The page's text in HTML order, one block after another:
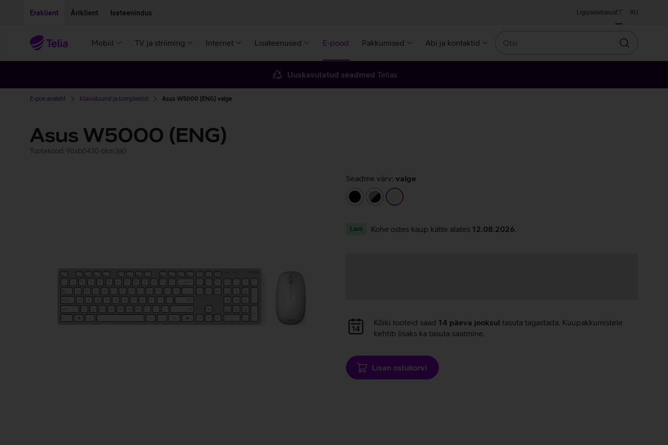
Eraklient Äriklient Iseteenindus LigipääsetavusET RU
Mobiil TV ja striiming Internet Lisateenused E-pood Pakkumised Abi ja kontaktid
Otsin
Uuskasutatud seadmed Telias
E-poe avaleht Klaviatuurid ja komplektid Asus W5000 (ENG) valge
Asus W5000 (ENG)
Tootekood: 90xb0430-bkm3a0
Seadme värv: valge
musthall/mustvalge
Laos Kohe ostes kaup kätte alates 12.08.2026
Andmete
laadimine
Kõiki tooteid saad 14 päeva jooksul tasuta tagastada. Kuupakkumistele
kehtib lisaks ka tasuta saatmine.
Lisan ostukorvi